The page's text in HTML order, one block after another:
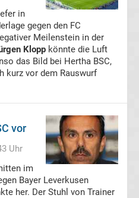
in
gegen den FC
Meilenstein in der
Klopp könnte die Luft
das Bild bei Hertha BSC,
kurz vor dem Rauswurf
vor
Uhr
im
Bayer Leverkusen
her. Der Stuhl von Trainer